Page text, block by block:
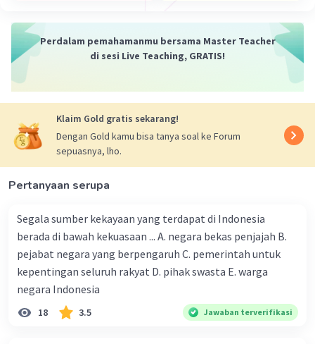
Iklan
Shalomitha A Level 63
23 Desember 2023 05:51
-tunggal: dalam negara tidak ada kekuasaan
lainnya)
-asli: kekuasaan tidak berasal dari kekuasaan
yang lain
-abadi: negara kedaulatan adalah kekuasaan
Beri Rating·0.0(0) Balas
Perdalam pemahamanmu bersama Master Teacher
di sesi Live Teaching, GRATIS!
Klaim Gold gratis sekarang!
Dengan Gold kamu bisa tanya soal ke Forum
sepuasnya, lho.
Pertanyaan serupa
Segala sumber kekayaan yang terdapat di Indonesia
berada di bawah kekuasaan ... A. negara bekas penjajah B.
pejabat negara yang berpengaruh C. pemerintah untuk
kepentingan seluruh rakyat D. pihak swasta E. warga
negara Indonesia
18 3.5 Jawaban terverifikasi